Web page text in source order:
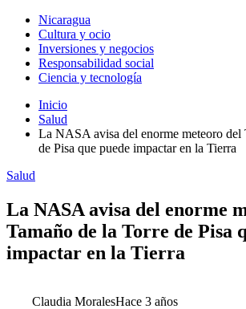
Nicaragua
Cultura y ocio
Inversiones y negocios
Responsabilidad social
Ciencia y tecnología
Inicio
Salud
La NASA avisa del enorme meteoro del
de Pisa que puede impactar en la Tierra
Salud
La NASA avisa del enorme
Tamaño de la Torre de Pisa
impactar en la Tierra
Claudia MoralesHace 3 años